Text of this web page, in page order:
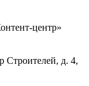
центр»
Строителей, д. 4,